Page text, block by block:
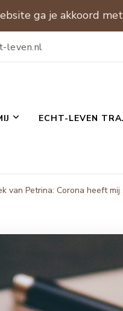
ga je akkoord
leven.nl
ECHT-LEVEN
van Petrina: Corona heeft